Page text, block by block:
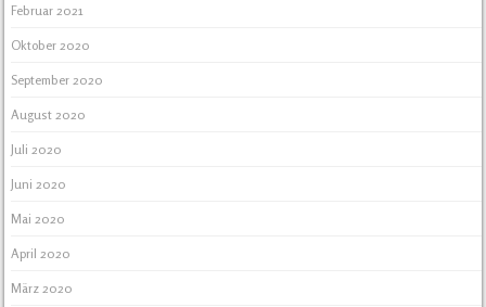
Februar 2021
Oktober 2020
September 2020
August 2020
Juli 2020
Juni 2020
Mai 2020
April 2020
März 2020